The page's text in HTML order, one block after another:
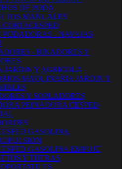
DE PODA
MANUALES
CORTACESPED
PODADORAS - NAVAJAS
- BINADORES Y
Y AGRICOLA
MAQUINARIA JARDIN Y
Y SOPLADORES
PEINADORA CESPED
GASOLINA
GASOLINA EMPUJE
Y TIJERAS